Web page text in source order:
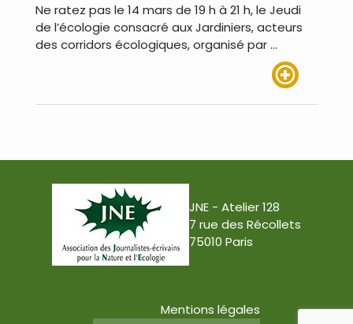
Ne ratez pas le 14 mars de 19 h à 21 h, le Jeudi
de l’écologie consacré aux Jardiniers, acteurs
des corridors écologiques, organisé par …
JNE - Atelier 128
7 rue des Récollets
75010 Paris
Mentions légales